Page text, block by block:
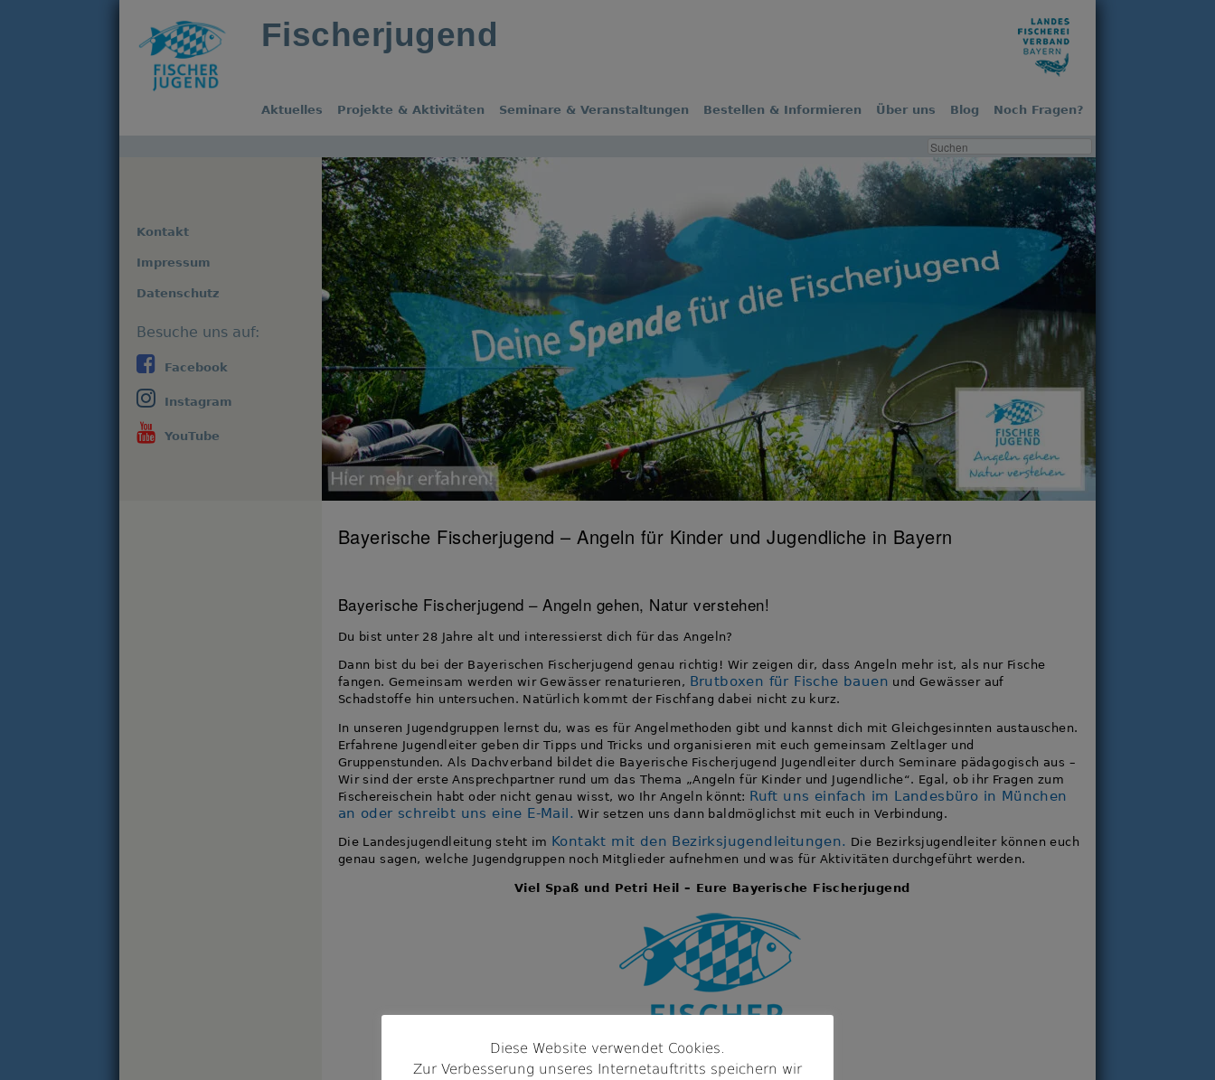
Fischerjugend
Aktuelles Projekte & Aktivitäten Seminare & Veranstaltungen Bestellen & Informieren Über uns Blog Noch Fragen?
Kontakt
Impressum
Datenschutz
Facebook
Instagram
YouTube
Bayerische Fischerjugend – Angeln für Kinder und Jugendliche in Bayern
Bayerische Fischerjugend – Angeln gehen, Natur verstehen!
Du bist unter 28 Jahre alt und interessierst dich für das Angeln?
Dann bist du bei der Bayerischen Fischerjugend genau richtig! Wir zeigen dir, dass Angeln mehr ist, als nur Fische
fangen. Gemeinsam werden wir Gewässer renaturieren, Brutboxen für Fische bauen und Gewässer auf
Schadstoffe hin untersuchen. Natürlich kommt der Fischfang dabei nicht zu kurz.
In unseren Jugendgruppen lernst du, was es für Angelmethoden gibt und kannst dich mit Gleichgesinnten austauschen.
Erfahrene Jugendleiter geben dir Tipps und Tricks und organisieren mit euch gemeinsam Zeltlager und
Gruppenstunden. Als Dachverband bildet die Bayerische Fischerjugend Jugendleiter durch Seminare pädagogisch aus –
Wir sind der erste Ansprechpartner rund um das Thema „Angeln für Kinder und Jugendliche“. Egal, ob ihr Fragen zum
Fischereischein habt oder nicht genau wisst, wo Ihr Angeln könnt: Ruft uns einfach im Landesbüro in München
an oder schreibt uns eine E-Mail. Wir setzen uns dann baldmöglichst mit euch in Verbindung.
Die Landesjugendleitung steht im Kontakt mit den Bezirksjugendleitungen. Die Bezirksjugendleiter können euch
genau sagen, welche Jugendgruppen noch Mitglieder aufnehmen und was für Aktivitäten durchgeführt werden.
Viel Spaß und Petri Heil – Eure Bayerische Fischerjugend
Diese Website verwendet Cookies.
Zur Verbesserung unseres Internetauftritts speichern wir